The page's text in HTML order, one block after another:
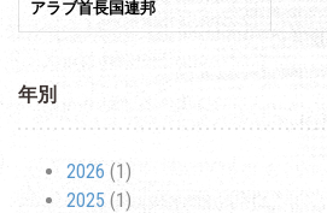
アラブ首長国連邦
年別
2026 (1)
2025 (1)